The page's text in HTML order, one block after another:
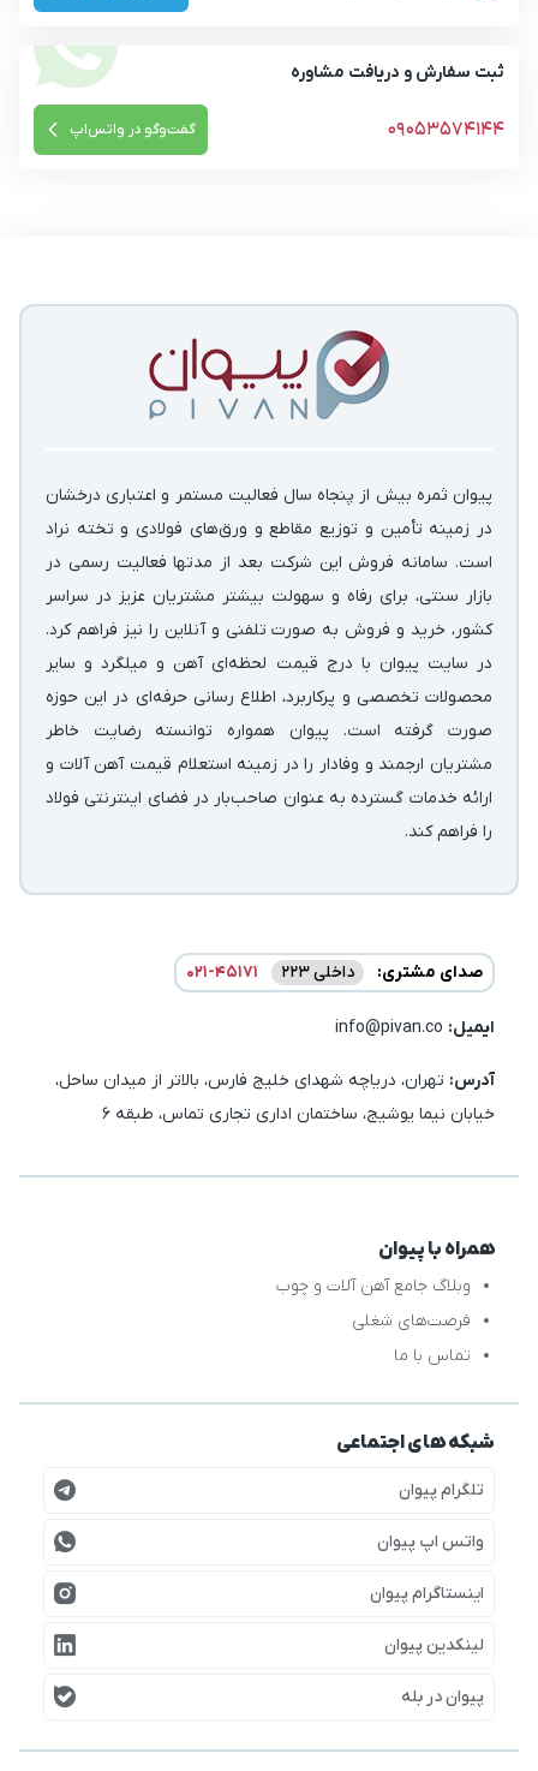
ثبت سفارش و دریافت مشاوره
09053574144 گفت‌وگو در واتس‌اپ
پیوان ثمره بیش از پنجاه سال فعالیت مستمر و اعتباری درخشان
در زمینه‌ تأمین و توزیع مقاطع و ورق‌های فولادی و تخته نراد
است. سامانه فروش این شرکت بعد از مدتها فعالیت رسمی در
بازار سنتی، برای رفاه و سهولت بیشتر مشتریان عزیز در سراسر
کشور، خرید و فروش به صورت تلفنی و آنلاین را نیز فراهم کرد.
در سایت پیوان با درج قیمت لحظه‌ای آهن و میلگرد و سایر
محصولات تخصصی و پرکاربرد، اطلاع رسانی حرفه‌ای در این حوزه
صورت گرفته است. پیوان همواره توانسته رضایت خاطر
مشتریان ارجمند و وفادار را در زمینه استعلام قیمت آهن آلات و
ارائه خدمات گسترده به عنوان صاحب‌بار در فضای اینترنتی فولاد
را فراهم کند.
صدای مشتری: داخلی 223 021-45171
ایمیل:‌
آدرس: تهران، دریاچه شهدای خلیج فارس، بالاتر از میدان ساحل،
خیابان نیما یوشیج، ساختمان اداری تجاری تماس، طبقه 6
همراه با پیوان
وبلاگ جامع آهن آلات و چوب
فرصت‌های شغلی
تماس با ما
شبکه های اجتماعی
تلگرام پیوان
واتس اپ پیوان
اینستاگرام پیوان
لینکدین پیوان
پیوان در بله